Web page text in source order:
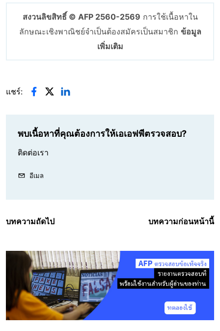
สงวนลิขสิทธิ์ © AFP 2560-2569 การใช้เนื้อหาใน
ลักษณะเชิงพาณิชย์จำเป็นต้องสมัครเป็นสมาชิก ข้อมูล
เพิ่มเติม
แชร์:
พบเนื้อหาที่คุณต้องการให้เอเอฟพีตรวจสอบ?
ติดต่อเรา
อีเมล
บทความถัดไป บทความก่อนหน้านี้